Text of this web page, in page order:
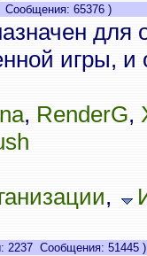
65376 )
для
игры,
, RenderG,
,
Сообщения: 51445 )